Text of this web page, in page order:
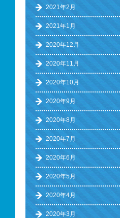
2021年2月
2021年1月
2020年12月
2020年11月
2020年10月
2020年9月
2020年8月
2020年7月
2020年6月
2020年5月
2020年4月
2020年3月